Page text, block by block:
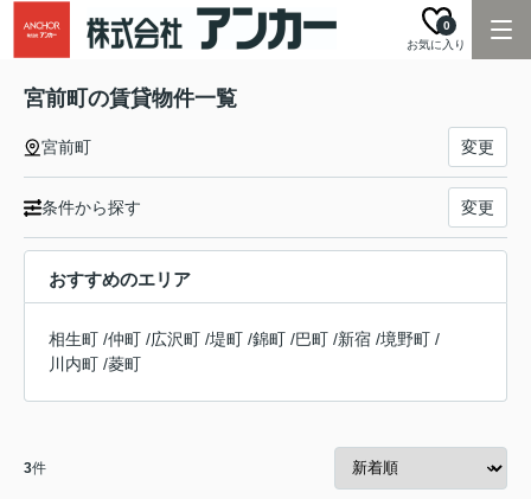
お気に入り
0
宮前町の賃貸物件一覧
宮前町 変更
条件から探す 変更
おすすめのエリア
相生町 /仲町 /広沢町 /堤町 /錦町 /巴町 /新宿 /境野町 /
川内町 /菱町
3件